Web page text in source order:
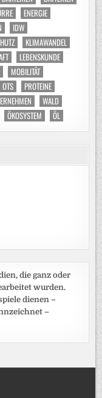
ENERGIE
IDW
KLIMAWANDEL
LEBENSKUNDE
MOBILITÄT
OTS
PROTEINE
WALD
ÖKOSYSTEM ÖL
die ganz oder
wurden.
dienen –
–